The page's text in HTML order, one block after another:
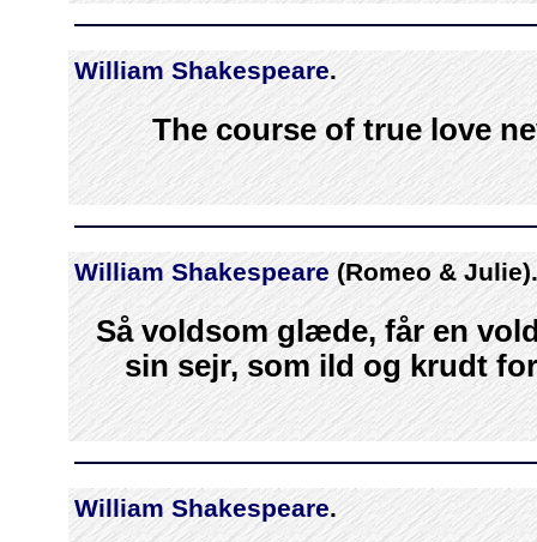
William Shakespeare.
The course of true love
William Shakespeare (Romeo & Julie).
Så voldsom glæde, får en
sin sejr, som ild og krudt
William Shakespeare.